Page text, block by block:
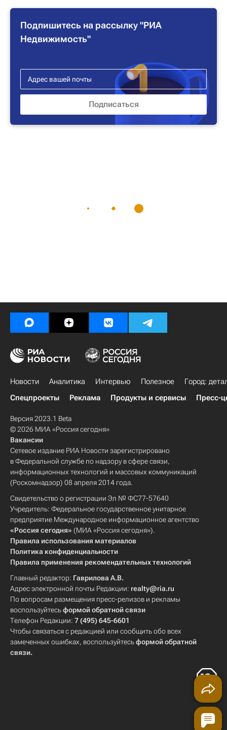
Подпишитесь на рассылку "РИА
Недвижимость"
Новости Аналитика Интервью Полезное
Город:
Спецпроекты
Реклама Продукты и сервисы Пресс-
Версия 2023.1 Beta
© 2026 МИА «Россия сегодня»
Вакансии
Сетевое издание РИА Новости зарегистрировано
в Федеральной службе по надзору в сфере связи,
информационных технологий и массовых коммуникаций
(Роскомнадзор) 08 апреля 2014 года.
Свидетельство о регистрации Эл № ФС77-57640
Учредитель: Федеральное государственное унитарное
предприятие Международное информационное агентство
«Россия сегодня» (МИА «Россия сегодня»).
Правила использования материалов
Политика конфиденциальности
Правила применения рекомендательных технологий
Главный редактор: Гаврилова А.В.
Адрес электронной почты Редакции: realty@ria.ru
По вопросам размещения пресс-релизов и рекламы
воспользуйтесьформой обратной связи
Телефон Редакции: 7 (495) 645-6601
Чтобы связаться с редакцией или сообщить обо всех
замеченных ошибках, воспользуйтесьформой обратной
связи.